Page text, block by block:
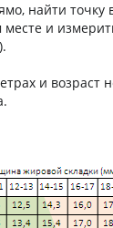
найти
и
и возраст